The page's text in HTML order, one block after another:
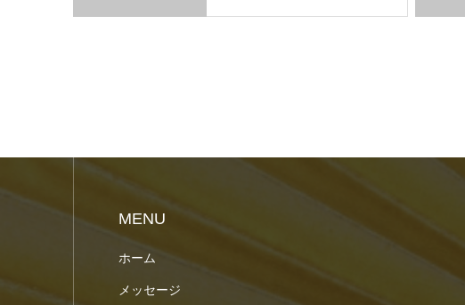
MENU
ホーム
メッセージ